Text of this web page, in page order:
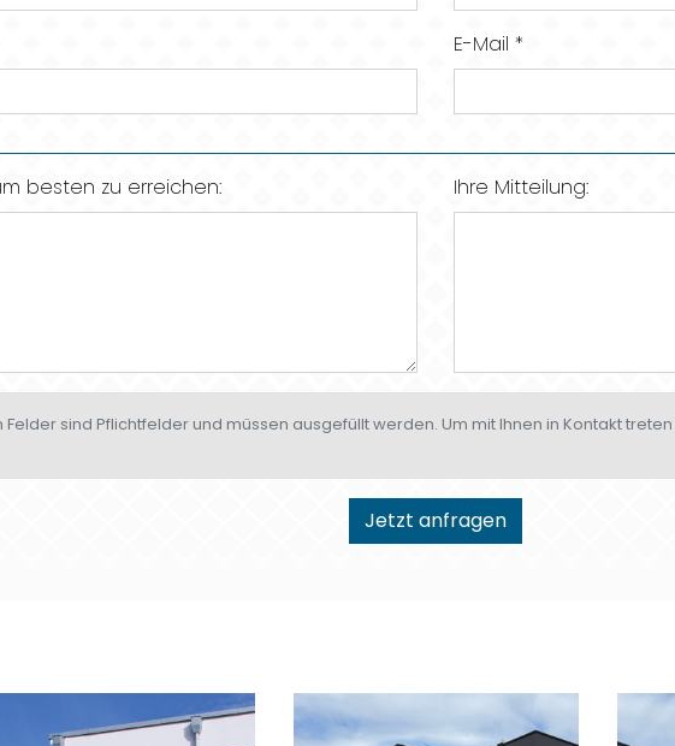
E-Mail *
besten zu erreichen: Ihre Mitteilung:
sind Pflichtfelder und müssen ausgefüllt werden. Um mit Ihnen in Kontakt